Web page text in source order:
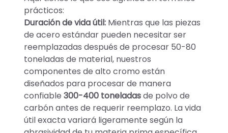
prácticos:
Duración de vida útil: Mientras que las piezas
de acero estándar pueden necesitar ser
reemplazadas después de procesar 50-80
toneladas de material, nuestros
componentes de alto cromo están
diseñados para procesar de manera
confiable 300-400 toneladasde polvo de
carbón antes de requerir reemplazo. La vida
útil exacta variará ligeramente según la